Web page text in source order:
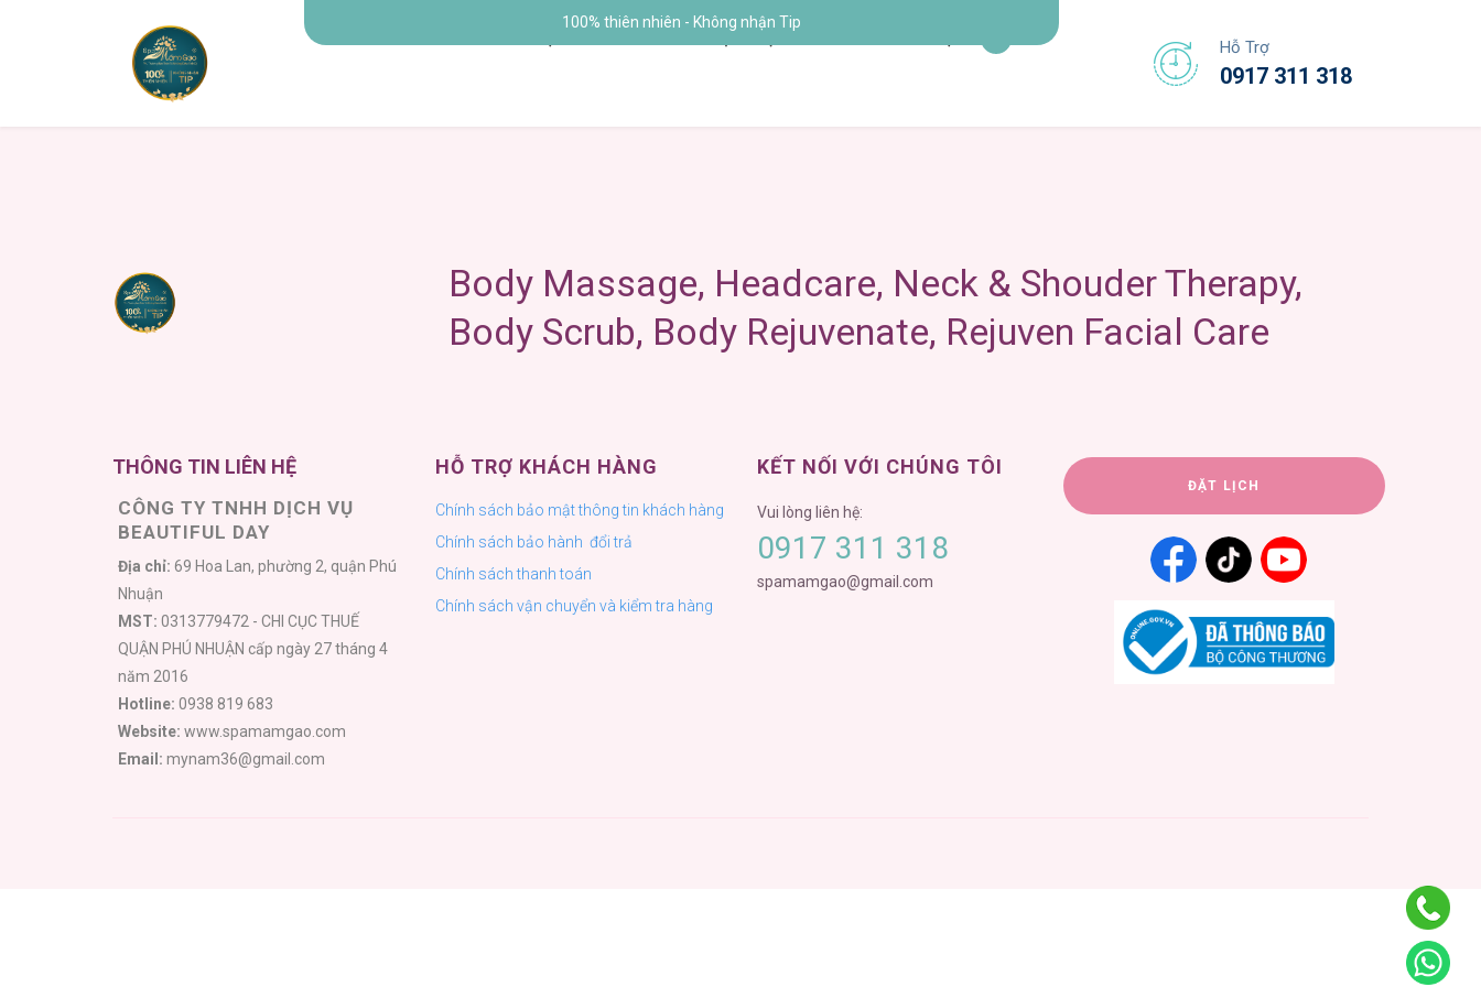
Hỗ Trợ
0917 311 318
CÔNG TY TNHH DỊCH VỤ
BEAUTIFUL DAY
Địa chỉ: 69 Hoa Lan, phường 2, quận Phú
Nhuận
MST: 0313779472 - CHI CỤC THUẾ
QUẬN PHÚ NHUẬN cấp ngày 27 tháng 4
năm 2016
Hotline: 0938 819 683
Website: www.spamamgao.com
Email: mynam36@gmail.com
KẾT NỐI VỚI CHÚNG TÔI
spamamgao@gmail.com
HỖ TRỢ KHÁCH HÀNG
Chính sách bảo mật thông tin khách hàng
Chính sách bảo hành đổi trả
Chính sách thanh toán
Chính sách vận chuyển và kiểm tra hàng
ĐẶT LỊCH